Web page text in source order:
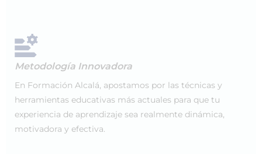
Metodología Innovadora
En Formación Alcalá, apostamos por las técnicas y
herramientas educativas más actuales para que tu
experiencia de aprendizaje sea realmente dinámica,
motivadora y efectiva.